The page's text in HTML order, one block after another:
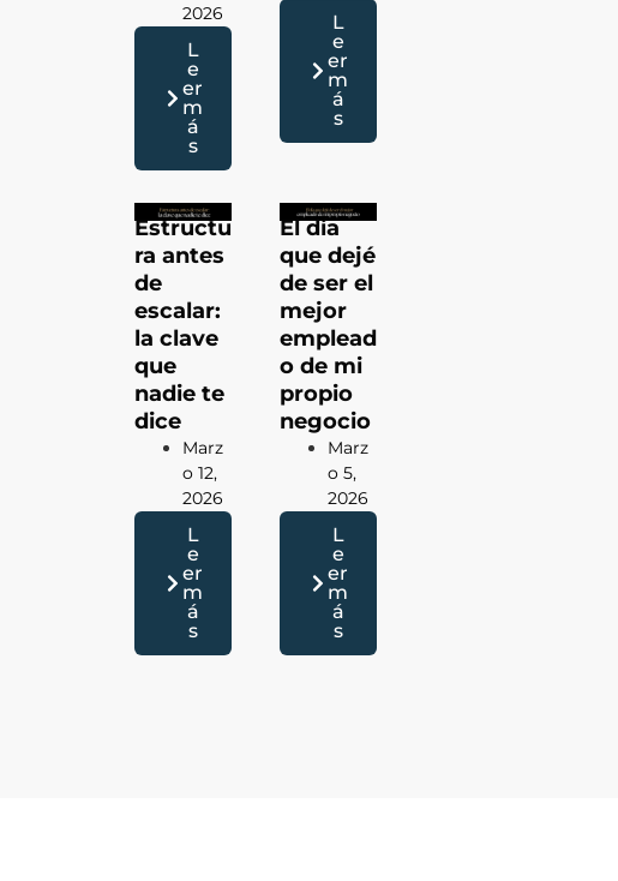
2026
L
e
er
m
á
s
L
e
er
m
á
s
Estructu
ra antes
de
escalar:
la clave
que
nadie te
dice
Marz
O 12,
2026
L
e
er
m
á
s
El día
que dejé
de ser el
mejor
emplead
o de mi
propio
negocio
Marz
O 5,
2026
L
e
er
m
á
s